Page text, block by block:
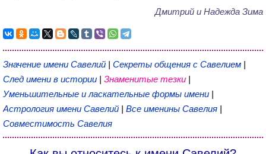
Дмитрий и Надежда Зима
Значение имени Савелий | Секреты общения с Савелием |
След имени в истории | Знаменитые тезки |
Уменьшительные и ласкательные формы имени |
Астрология имени Савелий | Все именины Савелия |
Совместимость Савелия